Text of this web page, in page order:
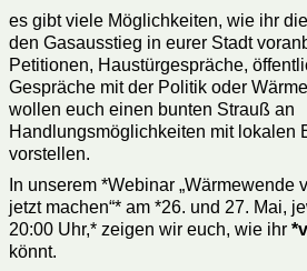
es gibt viele Möglichkeiten, wie ihr
den Gasausstieg in eurer Stadt
Petitionen, Haustürgespräche,
Gespräche mit der Politik oder
wollen euch einen bunten Strauß an
Handlungsmöglichkeiten mit lokalen
vorstellen.
In unserem *Webinar „Wärmewende
jetzt machen“* am *26. und 27. Mai,
20:00 Uhr,* zeigen wir euch, wie ihr *
könnt.